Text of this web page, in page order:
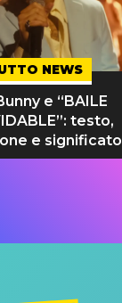
NEWS
e “BAILE
testo,
e significato